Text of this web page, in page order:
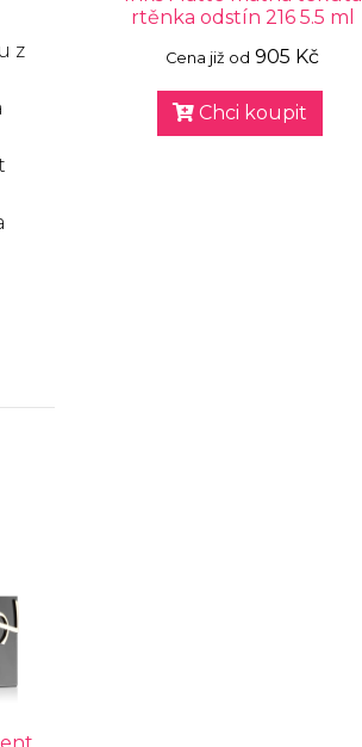
z
rtěnka odstín 216 5.5 ml
Cena již od 905 Kč
Chci koupit